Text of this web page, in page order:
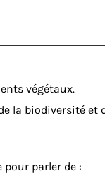
végétaux.
la biodiversité et
parler de :